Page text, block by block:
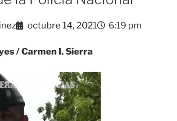
octubre 14, 2021 6:19 pm
/ Carmen I. Sierra